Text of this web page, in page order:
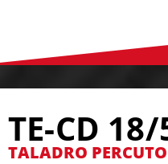
TE-CD
TALADRO